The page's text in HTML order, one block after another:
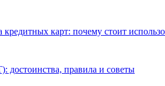
карт: почему стоит
достоинства, правила и советы